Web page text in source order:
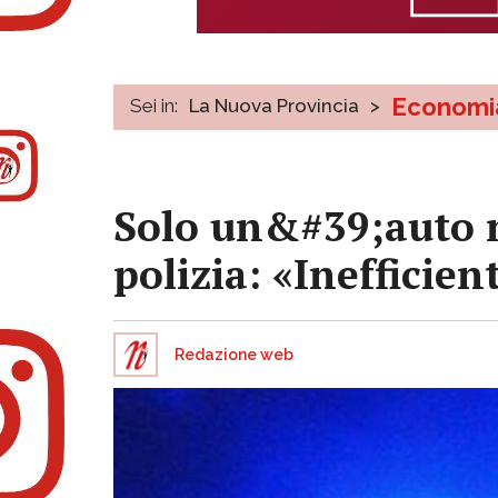
Sei in: La Nuova Provincia >
Solo un&#39;auto
polizia:
Redazione web